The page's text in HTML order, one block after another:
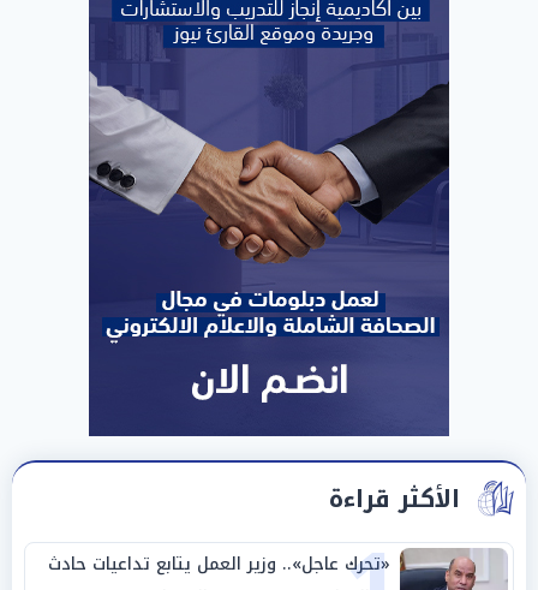
الأكثر قراءة
«تحرك عاجل».. وزير العمل يتابع تداعيات حادث